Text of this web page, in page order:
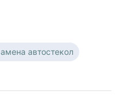
автостекол